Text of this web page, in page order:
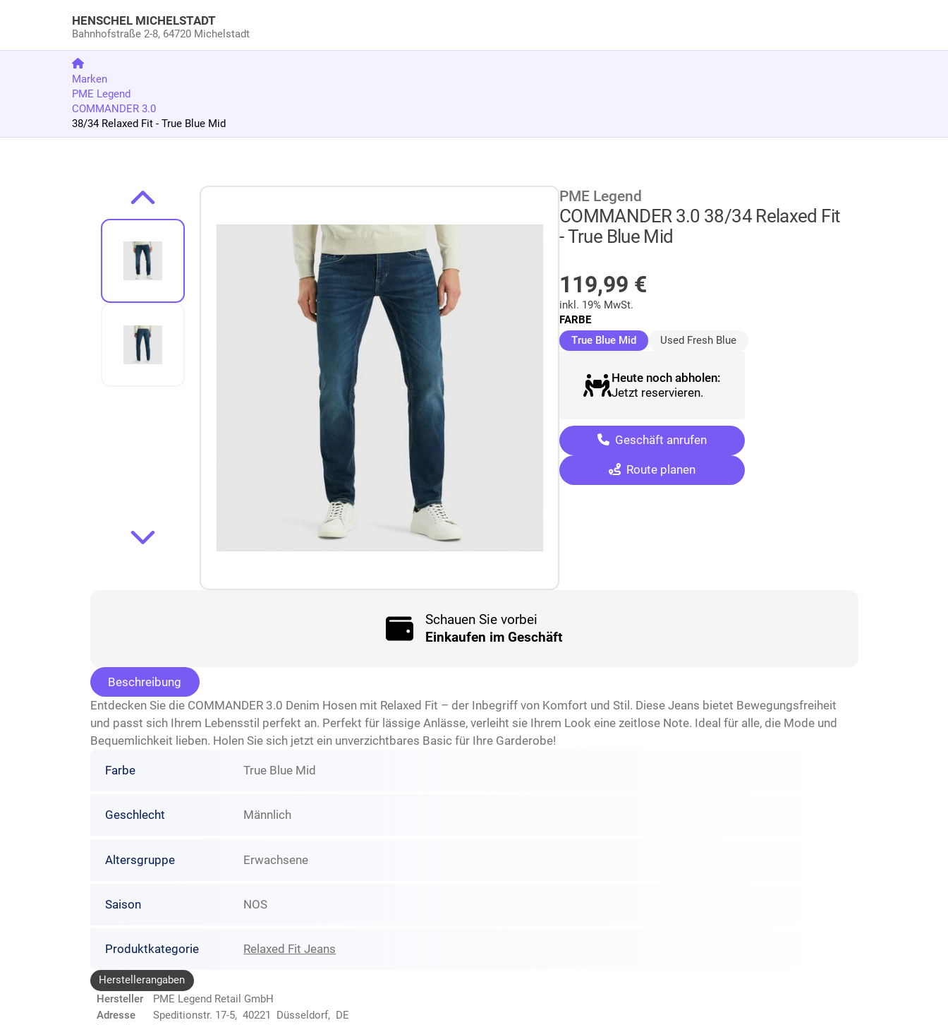
HENSCHEL MICHELSTADT
Bahnhofstraße 2-8, 64720 Michelstadt
Marken
PME Legend
COMMANDER 3.0
38/34 Relaxed Fit - True Blue Mid
Zur Produktbeschreibung springen PME Legend
COMMANDER 3.0 38/34 Relaxed Fit
- True Blue Mid
119,99 €
inkl. 19% MwSt.
FARBE
True Blue Mid(ausgewählt)
Used Fresh Blue
Heute noch abholen:
Jetzt reservieren.
Geschäft anrufen
Route planen
Schauen Sie vorbei
Einkaufen im Geschäft
Beschreibung
Entdecken Sie die COMMANDER 3.0 Denim Hosen mit Relaxed Fit – der Inbegriff von Komfort und Stil. Diese Jeans bietet Bewegungsfreiheit
und passt sich Ihrem Lebensstil perfekt an. Perfekt für lässige Anlässe, verleiht sie Ihrem Look eine zeitlose Note. Ideal für alle, die Mode und
Bequemlichkeit lieben. Holen Sie sich jetzt ein unverzichtbares Basic für Ihre Garderobe!
Farbe True Blue Mid
Geschlecht Männlich
Altersgruppe Erwachsene
Saison NOS
Produktkategorie Relaxed Fit Jeans
Herstellerangaben
Hersteller
PME Legend Retail GmbH
Adresse
Speditionstr. 17-5, 40221 Düsseldorf, DE